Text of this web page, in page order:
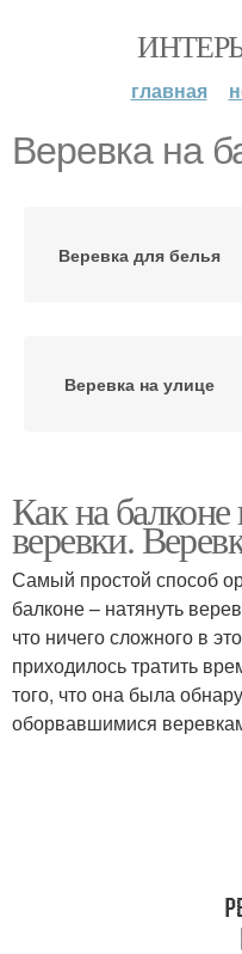
главная
Веревка на
Веревка для белья
Веревка на улице
Балконные веревки
Веревка с натяжителем
Полиамидная веревка
Как на
веревки.
Самый простой способ
балконе – натянуть
что ничего сложного в
приходилось тратить
того, что она была
оборвавшимися